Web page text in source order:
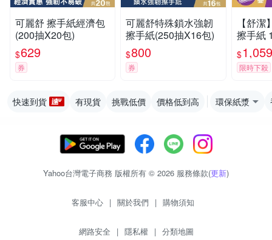
可麗舒 擦手紙經濟包
(200抽X20包)
$629
券
可麗舒特殊鎖水強韌
擦手紙(250抽X16包)
$800
券
【舒
擦手紙
串/箱
$1,059
限時下殺
快速到貨 有現貨 挑戰低價 價格低到高 環保紙漿
Yahoo台灣電子商務 版權所有 © 2026 服務條款(更新)
客服中心 | 關於我們 | 購物須知
網路安全 | 隱私權 | 分類地圖